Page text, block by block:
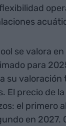
se valora
para
su valoración
El precio de
el primero
en 2027.